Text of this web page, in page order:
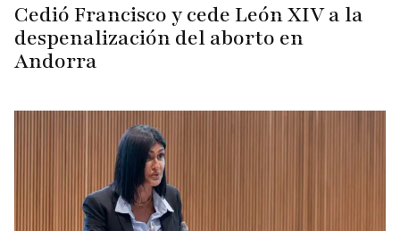
Cedió Francisco y cede León XIV a la
despenalización del aborto en
Andorra